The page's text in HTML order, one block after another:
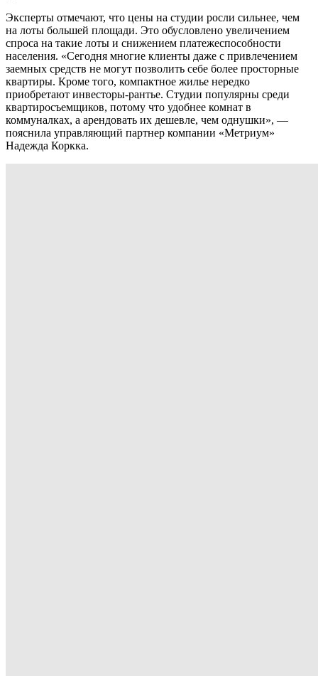
Эксперты отмечают, что цены на студии росли сильнее, чем
на лоты большей площади. Это обусловлено увеличением
спроса на такие лоты и снижением платежеспособности
населения. «Сегодня многие клиенты даже с привлечением
заемных средств не могут позволить себе более просторные
квартиры. Кроме того, компактное жилье нередко
приобретают инвесторы-рантье. Студии популярны среди
квартиросъемщиков, потому что удобнее комнат в
коммуналках, а арендовать их дешевле, чем однушки», —
пояснила управляющий партнер компании «Метриум»
Надежда Коркка.